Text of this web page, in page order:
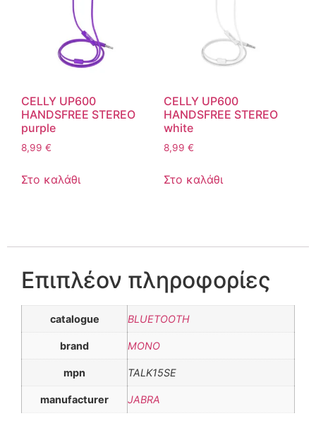
CELLY UP600
HANDSFREE STEREO
purple
8,99 €
Στο καλάθι
CELLY UP600
HANDSFREE STEREO
white
8,99 €
Στο καλάθι
Επιπλέον πληροφορίες
catalogue BLUETOOTH
brand MONO
mpn TALK15SE
manufacturer JABRA